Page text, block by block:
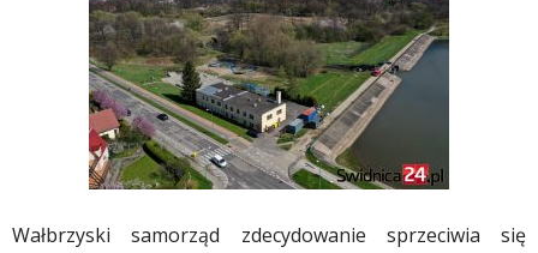
Wałbrzyski samorząd zdecydowanie sprzeciwia się